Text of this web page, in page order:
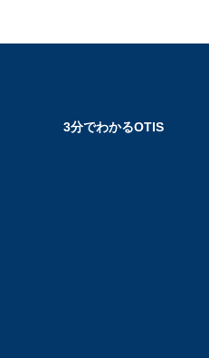
3分でわかるOTIS